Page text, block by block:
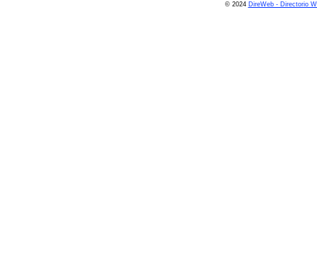
© 2024 DireWeb - Directorio